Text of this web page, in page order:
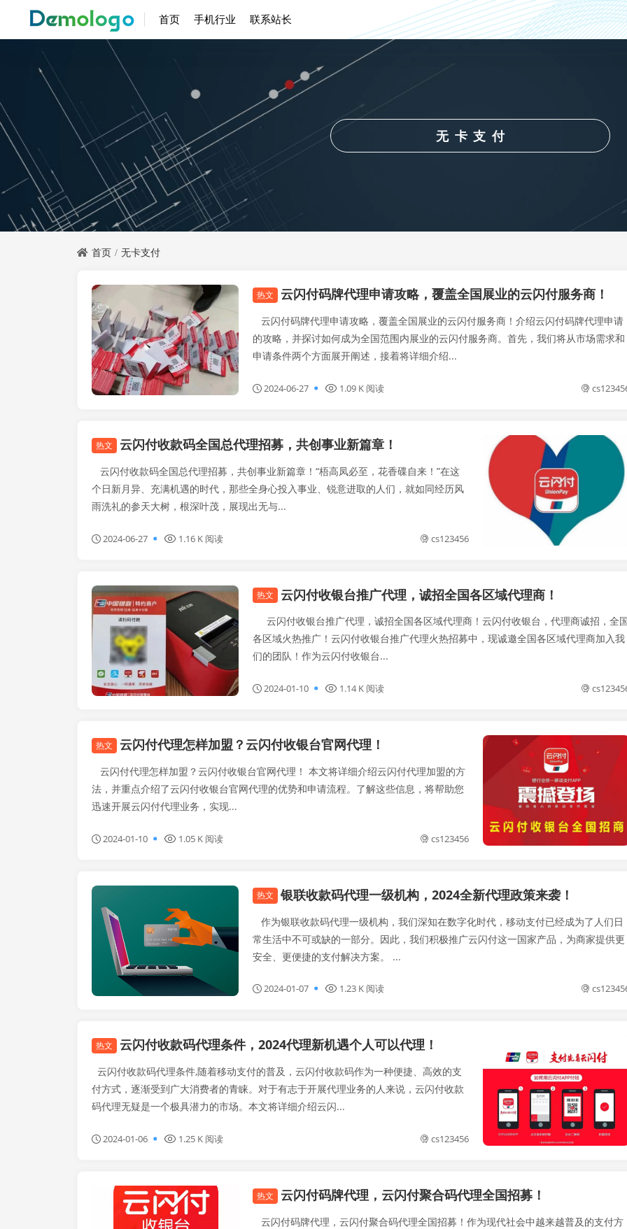
首页 手机行业 联系站长
无卡支付
首页 无卡支付
闪电宝plus
热文 云闪付码牌代理申请攻略，覆盖全国展业的云闪付服务商！
云闪付码牌代理申请攻略，覆盖全国展业的云闪付服务商！介绍云闪付码牌代理申请
的攻略，并探讨如何成为全国范围内展业的云闪付服务商。首先，我们将从市场需求和
申请条件两个方面展开阐述，接着将详细介绍...
2024-06-27 1.09 K 阅读
热文 云闪付收款码全国总代理招募，共创事业新篇章！
云闪付收款码全国总代理招募，共创事业新篇章！“梧高凤必至，花香碟自来！”在这
个日新月异、充满机遇的时代，那些全身心投入事业、锐意进取的人们，就如同经历风
雨洗礼的参天大树，根深叶茂，展现出无与...
2024-06-27 1.16 K 阅读 cs123456
闪电宝plus
热文 云闪付收银台推广代理，诚招全国各区域代理商！
云闪付收银台推广代理，诚招全国各区域代理商！云闪付收银台，代理商诚招，全
各区域火热推广！云闪付收银台推广代理火热招募中，现诚邀全国各区域代理商加入我
们的团队！作为云闪付收银台...
2024-01-10 1.14 K 阅读
热文 云闪付代理怎样加盟？云闪付收银台官网代理！
云闪付代理怎样加盟？云闪付收银台官网代理！ 本文将详细介绍云闪付代理加盟的方
法，并重点介绍了云闪付收银台官网代理的优势和申请流程。了解这些信息，将帮助您
迅速开展云闪付代理业务，实现...
2024-01-10 1.05 K 阅读 cs123456
闪电宝plus
热文 银联收款码代理一级机构，2024全新代理政策来袭！
作为银联收款码代理一级机构，我们深知在数字化时代，移动支付已经成为了人们日
常生活中不可或缺的一部分。因此，我们积极推广云闪付这一国家产品，为商家提供更
安全、更便捷的支付解决方案。 ...
2024-01-07 1.23 K 阅读
热文 云闪付收款码代理条件，2024代理新机遇个人可以代理！
云闪付收款码代理条件,随着移动支付的普及，云闪付收款码作为一种便捷、高效的支
付方式，逐渐受到广大消费者的青睐。对于有志于开展代理业务的人来说，云闪付收款
码代理无疑是一个极具潜力的市场。本文将详细介绍云闪...
2024-01-06 1.25 K 阅读 cs123456
闪电宝plus
热文 云闪付码牌代理，云闪付聚合码代理全国招募！
云闪付码牌代理，云闪付聚合码代理全国招募！作为现代社会中越来越普及的支付方